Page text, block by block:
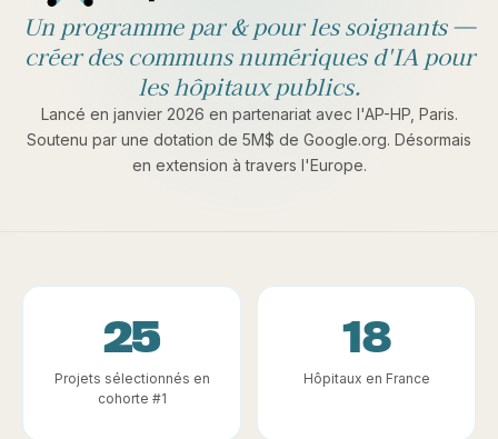
Un programme par & pour les soignants —
créer des communs numériques d'IA pour
les hôpitaux publics.
Lancé en janvier 2026 en partenariat avec l'AP-HP, Paris.
Soutenu par une dotation de 5M$ de Google.org. Désormais
en extension à travers l'Europe.
25
Projets sélectionnés en
cohorte #1
18
Hôpitaux en France